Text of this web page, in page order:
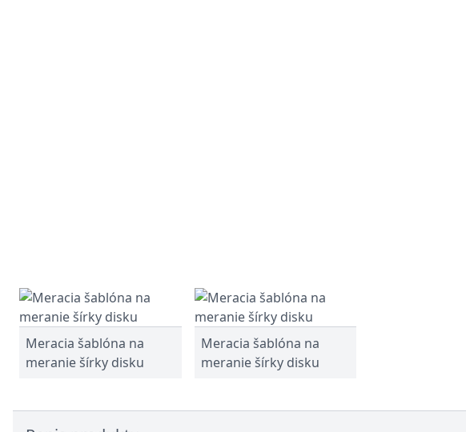
Meracia šablóna na
meranie šírky disku
Meracia šablóna na
meranie šírky disku